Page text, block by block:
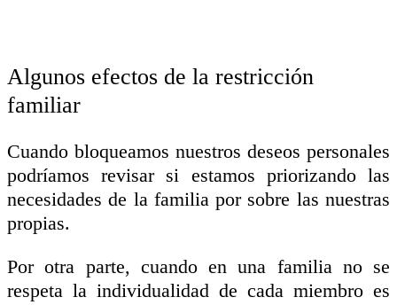
Algunos efectos de la restricción
familiar
Cuando bloqueamos nuestros deseos personales
podríamos revisar si estamos priorizando las
necesidades de la familia por sobre las nuestras
propias.
Por otra parte, cuando en una familia no se
respeta la individualidad de cada miembro es